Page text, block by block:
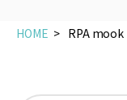
HOME RPA mook